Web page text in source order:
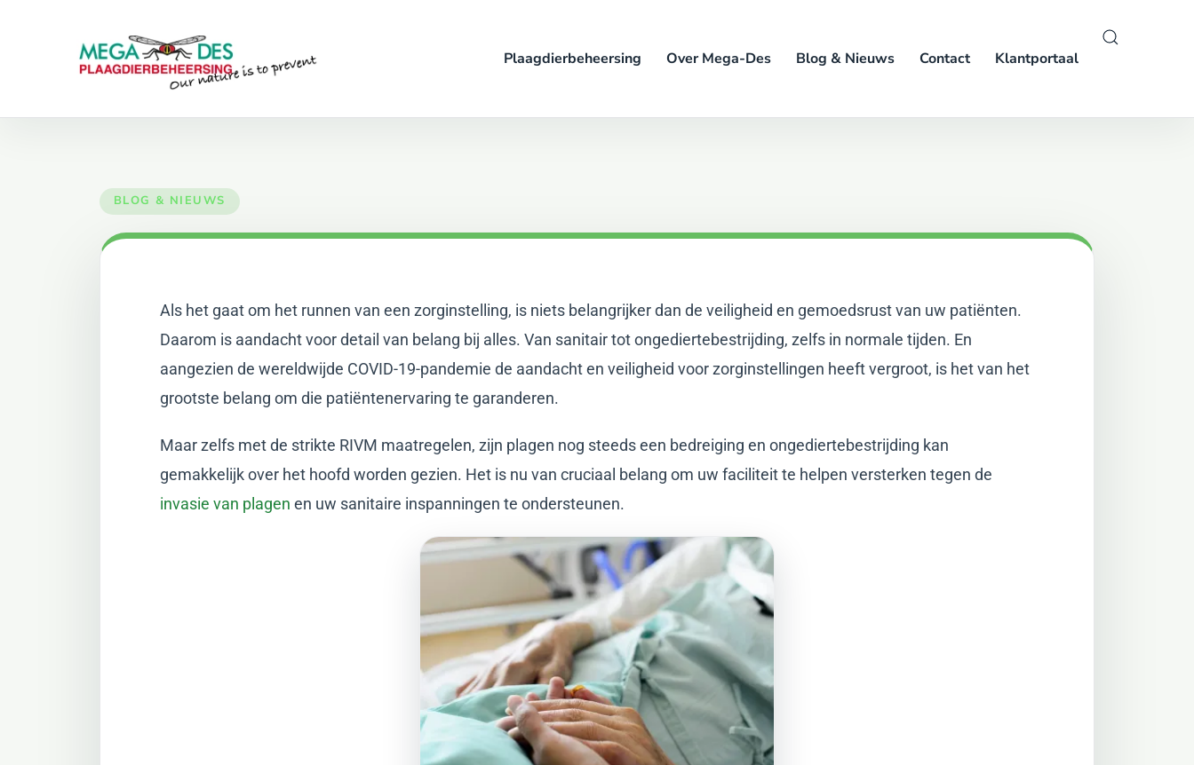
Skip to main content Plaagdierbeheersing Over Mega-Des Blog & Nieuws Contact Klantportaal
Als het gaat om het runnen van een zorginstelling, is niets belangrijker dan de veiligheid en gemoedsrust van uw patiënten.
Daarom is aandacht voor detail van belang bij alles. Van sanitair tot ongediertebestrijding, zelfs in normale tijden. En
aangezien de wereldwijde COVID-19-pandemie de aandacht en veiligheid voor zorginstellingen heeft vergroot, is het van het
grootste belang om die patiëntenervaring te garanderen.
Maar zelfs met de strikte RIVM maatregelen, zijn plagen nog steeds een bedreiging en ongediertebestrijding kan
gemakkelijk over het hoofd worden gezien. Het is nu van cruciaal belang om uw faciliteit te helpen versterken tegen de
invasie van plagen en uw sanitaire inspanningen te ondersteunen.